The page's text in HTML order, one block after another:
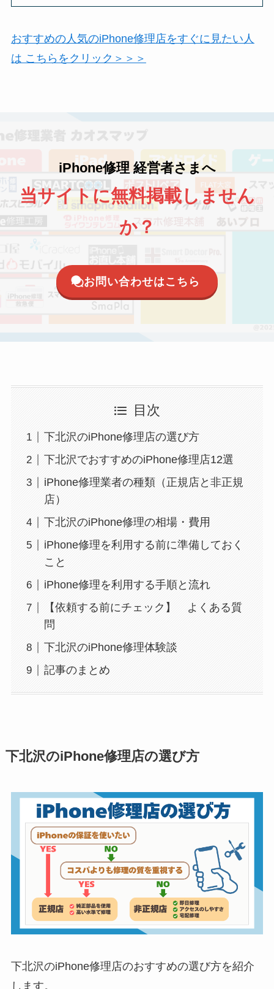
おすすめの人気のiPhone修理店をすぐに見たい人
は こちらをクリック＞＞＞
iPhone修理 経営者さまへ
当サイトに無料掲載しません
か？
お問い合わせはこちら
目次
下北沢のiPhone修理店の選び方
下北沢でおすすめのiPhone修理店12選
iPhone修理業者の種類（正規店と非正規
店）
下北沢のiPhone修理の相場・費用
iPhone修理を利用する前に準備しておく
こと
iPhone修理を利用する手順と流れ
【依頼する前にチェック】 よくある質
問
下北沢のiPhone修理体験談
記事のまとめ
下北沢のiPhone修理店の選び方
下北沢のiPhone修理店のおすすめの選び方を紹介
します。